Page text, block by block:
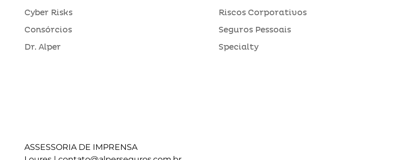
Cyber Risks
Consórcios
Dr. Alper
Riscos Corporativos
Seguros Pessoais
Specialty
ASSESSORIA DE IMPRENSA